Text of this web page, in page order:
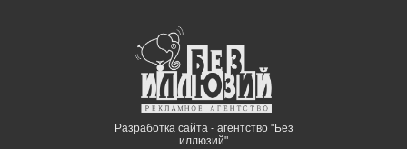
Разработка сайта - агентство "Без
иллюзий"